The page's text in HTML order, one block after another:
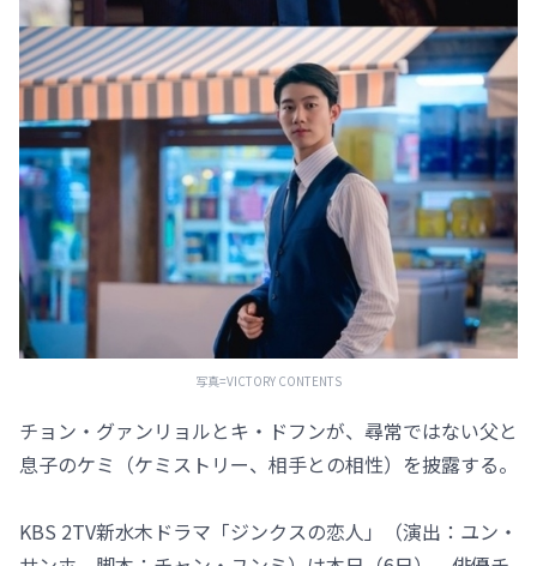
写真=VICTORY CONTENTS
チョン・グァンリョルとキ・ドフンが、尋常ではない父と
息子のケミ（ケミストリー、相手との相性）を披露する。
KBS 2TV新水木ドラマ「ジンクスの恋人」（演出：ユン・